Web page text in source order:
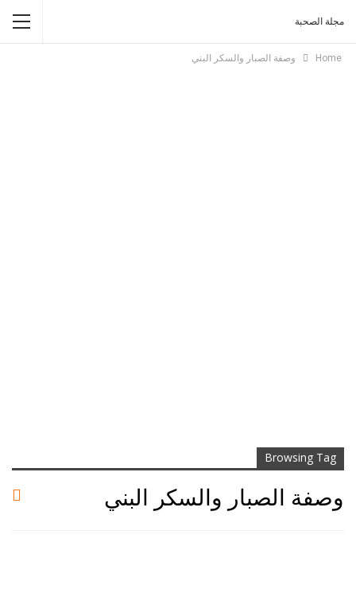
مجلة الصحبة
Home وصفة الصبار والسكر البني
Browsing Tag
وصفة الصبار والسكر البني